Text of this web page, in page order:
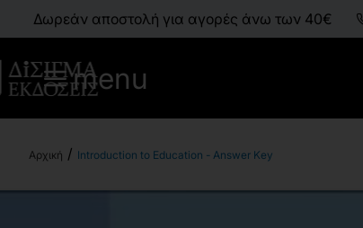
Δωρεάν αποστολή για αγορές άνω των 40€
menu
Introduction to Education - Answer Key